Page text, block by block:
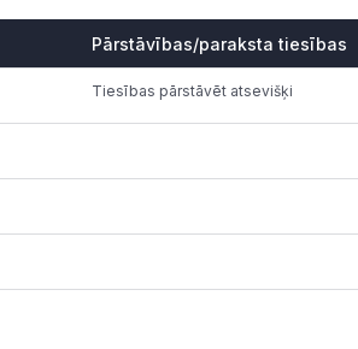
Pārstāvības/paraksta tiesības
Tiesības pārstāvēt atsevišķi